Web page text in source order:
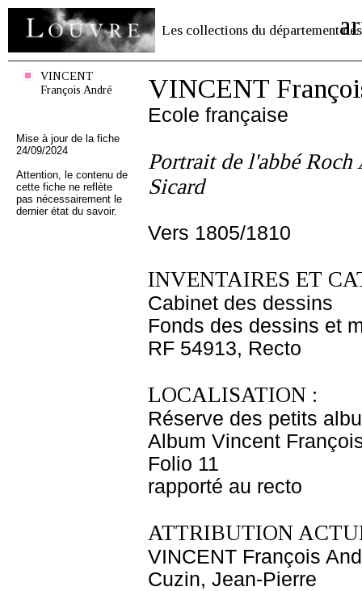
Les collections du département des
VINCENT
François André
Mise à jour de la fiche
24/09/2024
Attention, le contenu de
cette fiche ne reflète
pas nécessairement le
dernier état du savoir.
VINCENT
Ecole française
Portrait de l'abbé
Sicard
Vers 1805/1810
INVENTAIRES ET
Cabinet des dessins
Fonds des dessins et
RF 54913, Recto
LOCALISATION :
Réserve des petits
Album Vincent
Folio 11
rapporté au recto
ATTRIBUTION
VINCENT François
Cuzin, Jean-Pierre